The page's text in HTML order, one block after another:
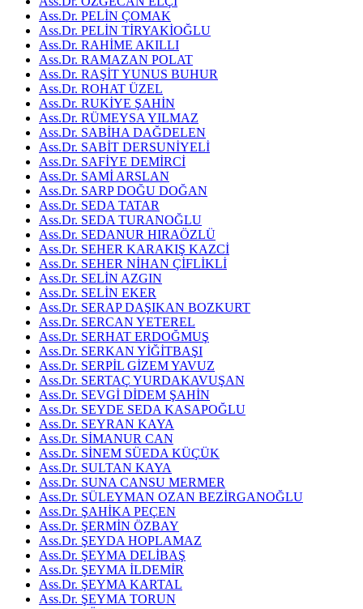
Ass.Dr. PELİN ÇOMAK
Ass.Dr. PELİN TİRYAKİOĞLU
Ass.Dr. RAHİME AKILLI
Ass.Dr. RAMAZAN POLAT
Ass.Dr. RAŞİT YUNUS BUHUR
Ass.Dr. ROHAT ÜZEL
Ass.Dr. RUKİYE ŞAHİN
Ass.Dr. RÜMEYSA YILMAZ
Ass.Dr. SABİHA DAĞDELEN
Ass.Dr. SABİT DERSUNİYELİ
Ass.Dr. SAFİYE DEMİRCİ
Ass.Dr. SAMİ ARSLAN
Ass.Dr. SARP DOĞU DOĞAN
Ass.Dr. SEDA TATAR
Ass.Dr. SEDA TURANOĞLU
Ass.Dr. SEDANUR HIRAÖZLÜ
Ass.Dr. SEHER KARAKIŞ KAZCİ
Ass.Dr. SEHER NİHAN ÇİFLİKLİ
Ass.Dr. SELİN AZGIN
Ass.Dr. SELİN EKER
Ass.Dr. SERAP DAŞIKAN BOZKURT
Ass.Dr. SERCAN YETEREL
Ass.Dr. SERHAT ERDOĞMUŞ
Ass.Dr. SERKAN YİĞİTBAŞI
Ass.Dr. SERPİL GİZEM YAVUZ
Ass.Dr. SERTAÇ YURDAKAVUŞAN
Ass.Dr. SEVGİ DİDEM ŞAHİN
Ass.Dr. SEYDE SEDA KASAPOĞLU
Ass.Dr. SEYRAN KAYA
Ass.Dr. SİMANUR CAN
Ass.Dr. SİNEM SÜEDA KÜÇÜK
Ass.Dr. SULTAN KAYA
Ass.Dr. SUNA CANSU MERMER
Ass.Dr. SÜLEYMAN OZAN BEZİRGANOĞLU
Ass.Dr. ŞAHİKA PEÇEN
Ass.Dr. ŞERMİN ÖZBAY
Ass.Dr. ŞEYDA HOPLAMAZ
Ass.Dr. ŞEYMA DELİBAŞ
Ass.Dr. ŞEYMA İLDEMİR
Ass.Dr. ŞEYMA KARTAL
Ass.Dr. ŞEYMA TORUN